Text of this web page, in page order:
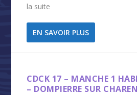
la suite
EN SAVOIR PLUS
CDCK 17 – MANCHE 1
– DOMPIERRE SUR